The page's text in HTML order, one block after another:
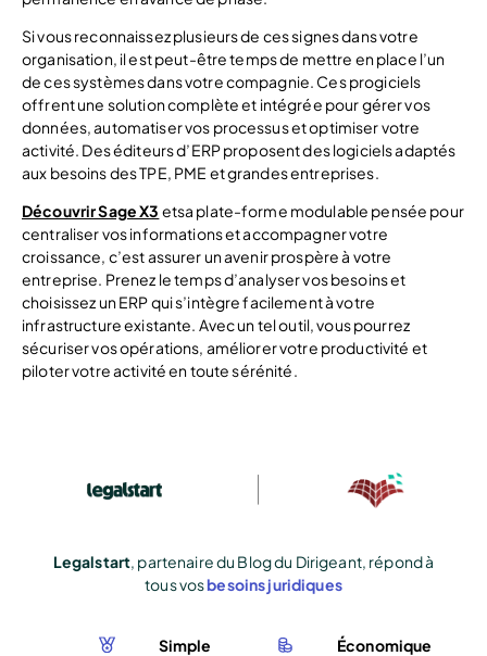
Si vous reconnaissez plusieurs de ces signes dans votre
organisation, il est peut-être temps de mettre en place l’un
de ces systèmes dans votre compagnie. Ces progiciels
offrent une solution complète et intégrée pour gérer vos
données, automatiser vos processus et optimiser votre
activité. Des éditeurs d’ERP proposent des logiciels adaptés
aux besoins des TPE, PME et grandes entreprises.
Découvrir Sage X3 etsa plate-forme modulable pensée pour
centraliser vos informations et accompagner votre
croissance, c’est assurer un avenir prospère à votre
entreprise. Prenez le temps d’analyser vos besoins et
choisissez un ERP qui s’intègre facilement à votre
infrastructure existante. Avec un tel outil, vous pourrez
sécuriser vos opérations, améliorer votre productivité et
piloter votre activité en toute sérénité.
Legalstart , partenaire du Blog du Dirigeant, répond à
tous vosbesoins juridiques
Simple Économique